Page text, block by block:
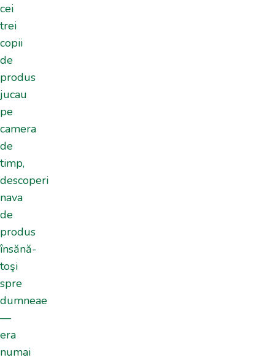
cei
trei
copii
de
produs
jucau
pe
camera
de
timp,
descoperi
nava
de
produs
însănă-
toşi
spre
dumneae
—
era
numai